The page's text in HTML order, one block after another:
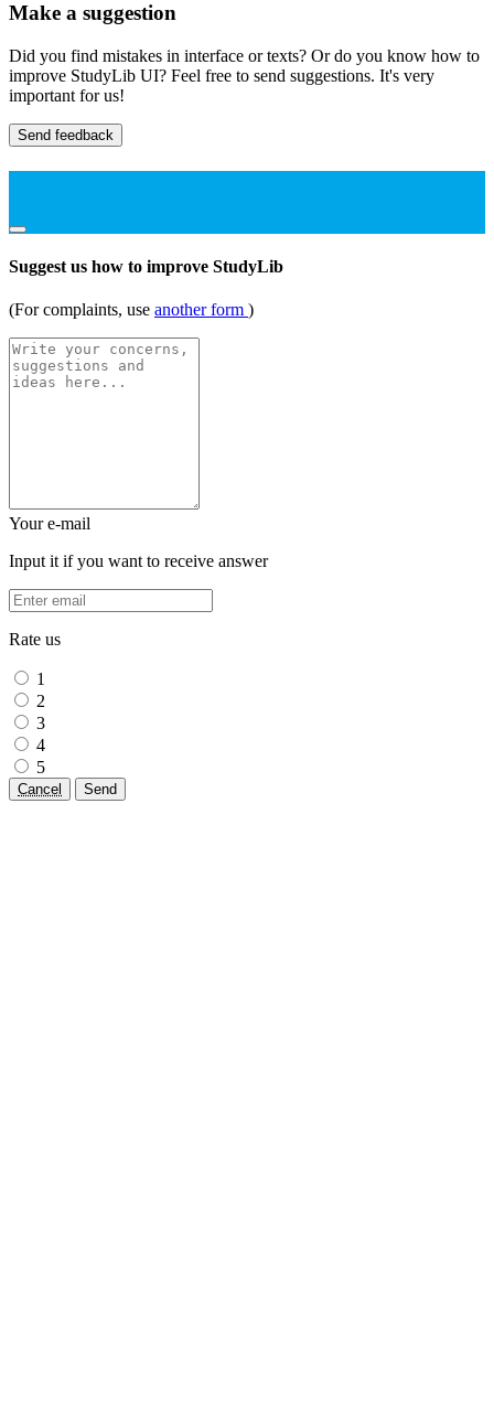
Make a suggestion
Did you find mistakes in interface or texts? Or do you know how to
improve StudyLib UI? Feel free to send suggestions. It's very
important for us!
Send feedback
Suggest us how to improve StudyLib
(For complaints, use another form )
Your e-mail
Input it if you want to receive answer
Rate us
1
2
3
4
5
Cancel Send